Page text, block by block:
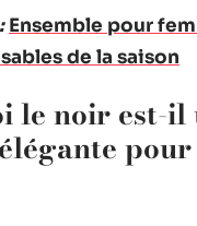
Ensemble pour
de la saison
le noir est-il